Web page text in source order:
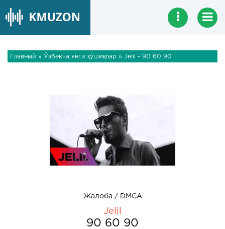
Главный » Ўзбекча янги қўшиқлар » Jelil - 90 60 90
Жалоба / DMCA
Jelil
90 60 90